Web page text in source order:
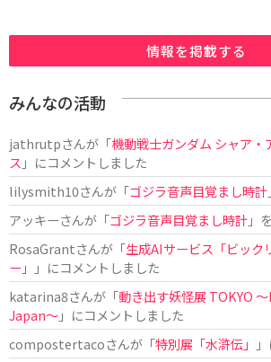
情報を掲載する
みんなの活動
jathrutpさんが「機動戦士ガンダム シャア・
ス 」にコメントしました
lilysmith10さんが「ゴジラ音声目覚まし時計
アッキーさんが「ゴジラ音声目覚まし時計」
RosaGrantさんが「生成AIサービス「ビック
ー」
」にコメントしました
katarina8さんが「動き出す妖怪展 TOKYO
Japan〜」にコメントしました
compostertacoさんが「特別展「水滸伝」